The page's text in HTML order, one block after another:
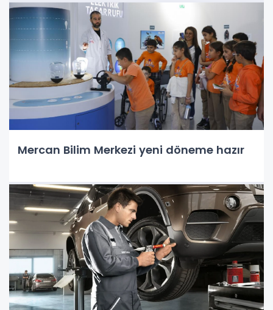
Mercan Bilim Merkezi yeni döneme hazır